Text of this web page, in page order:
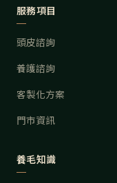
服務項目
頭皮諮詢
養護諮詢
客製化方案
門市資訊
養毛知識